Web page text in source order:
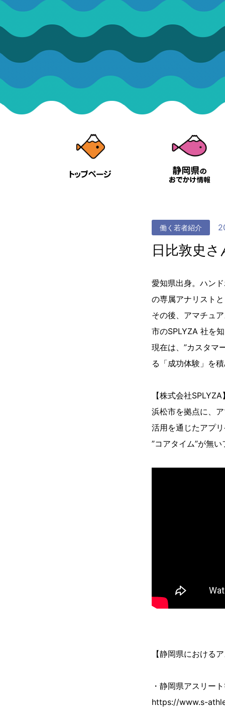
働く若者紹介
日比敦史
愛知県出身。ハン
の専属アナリスト
その後、アマチュ
市のSPLYZA 社を
現在は、”カスタマ
る「成功体験」を
【株式会社SPLYZA
浜松市を拠点に、
活用を通じたアプ
”コアタイム”が無
【静岡県における
・静岡県アスリー
https://www.s-